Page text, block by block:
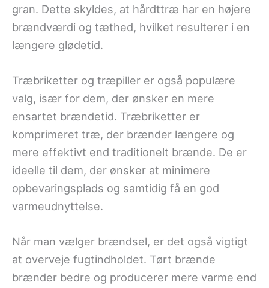
gran. Dette skyldes, at hårdttræ har en højere
brændværdi og tæthed, hvilket resulterer i en
længere glødetid.
Træbriketter og træpiller er også populære
valg, især for dem, der ønsker en mere
ensartet brændetid. Træbriketter er
komprimeret træ, der brænder længere og
mere effektivt end traditionelt brænde. De er
ideelle til dem, der ønsker at minimere
opbevaringsplads og samtidig få en god
varmeudnyttelse.
Når man vælger brændsel, er det også vigtigt
at overveje fugtindholdet. Tørt brænde
brænder bedre og producerer mere varme end